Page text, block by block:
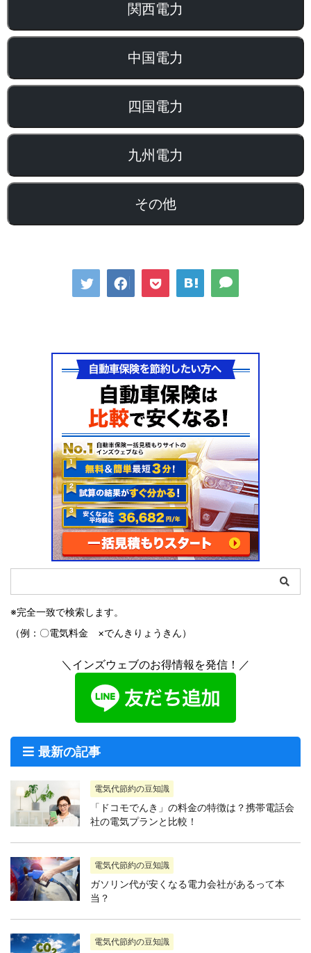
関西電力
中国電力
四国電力
九州電力
その他
※完全一致で検索します。
（例：〇電気料金 ×でんきりょうきん）
＼インズウェブのお得情報を発信！／
最新の記事
電気代節約の豆知識
「ドコモでんき」の料金の特徴は？携帯電話会
社の電気プランと比較！
電気代節約の豆知識
ガソリン代が安くなる電力会社があるって本
当？
電気代節約の豆知識